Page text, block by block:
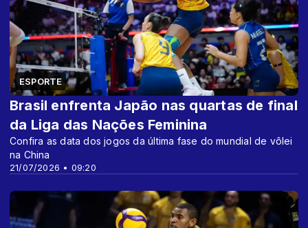
ESPORTE
21/07/2026 • 09:20
Brasil enfrenta Japão nas quartas de final
da Liga das Nações Feminina
Confira as data dos jogos da última fase do mundial de vôlei
na China